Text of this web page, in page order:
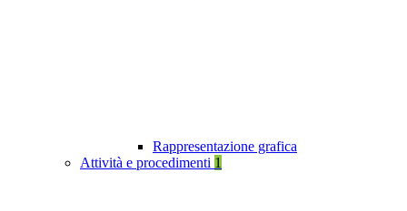
Rappresentazione grafica
Attività e procedimenti 1